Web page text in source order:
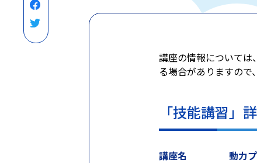
講座の情報については
る場合がありますので
「技能講習」
講座名
動力